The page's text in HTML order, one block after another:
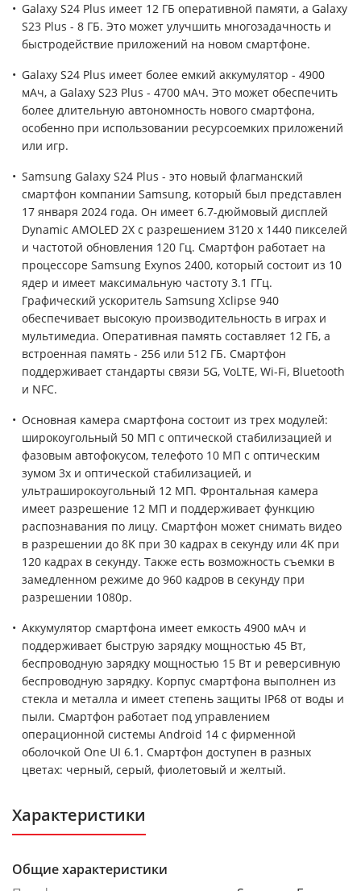
Galaxy S24 Plus имеет 12 ГБ оперативной памяти, а Galaxy
S23 Plus - 8 ГБ. Это может улучшить многозадачность и
быстродействие приложений на новом смартфоне.
Galaxy S24 Plus имеет более емкий аккумулятор - 4900
мАч, а Galaxy S23 Plus - 4700 мАч. Это может обеспечить
более длительную автономность нового смартфона,
особенно при использовании ресурсоемких приложений
или игр.
Samsung Galaxy S24 Plus - это новый флагманский
смартфон компании Samsung, который был представлен
17 января 2024 года. Он имеет 6.7-дюймовый дисплей
Dynamic AMOLED 2X с разрешением 3120 x 1440 пикселей
и частотой обновления 120 Гц. Смартфон работает на
процессоре Samsung Exynos 2400, который состоит из 10
ядер и имеет максимальную частоту 3.1 ГГц.
Графический ускоритель Samsung Xclipse 940
обеспечивает высокую производительность в играх и
мультимедиа. Оперативная память составляет 12 ГБ, а
встроенная память - 256 или 512 ГБ. Смартфон
поддерживает стандарты связи 5G, VoLTE, Wi-Fi, Bluetooth
и NFC.
Основная камера смартфона состоит из трех модулей:
широкоугольный 50 МП с оптической стабилизацией и
фазовым автофокусом, телефото 10 МП с оптическим
зумом 3x и оптической стабилизацией, и
ультраширокоугольный 12 МП. Фронтальная камера
имеет разрешение 12 МП и поддерживает функцию
распознавания по лицу. Смартфон может снимать видео
в разрешении до 8K при 30 кадрах в секунду или 4K при
120 кадрах в секунду. Также есть возможность съемки в
замедленном режиме до 960 кадров в секунду при
разрешении 1080p.
Аккумулятор смартфона имеет емкость 4900 мАч и
поддерживает быструю зарядку мощностью 45 Вт,
беспроводную зарядку мощностью 15 Вт и реверсивную
беспроводную зарядку. Корпус смартфона выполнен из
стекла и металла и имеет степень защиты IP68 от воды и
пыли. Смартфон работает под управлением
операционной системы Android 14 с фирменной
оболочкой One UI 6.1. Смартфон доступен в разных
цветах: черный, серый, фиолетовый и желтый.
Характеристики
Общие характеристики